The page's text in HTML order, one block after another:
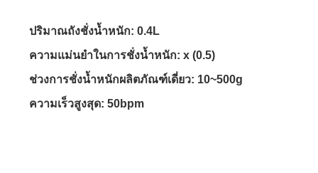
ปริมาณถังชั่งน้ำหนัก: 0.4L
ความแม่นยำในการชั่งน้ำหนัก: x (0.5)
ช่วงการชั่งน้ำหนักผลิตภัณฑ์เดี่ยว: 10~500g
ความเร็วสูงสุด: 50bpm